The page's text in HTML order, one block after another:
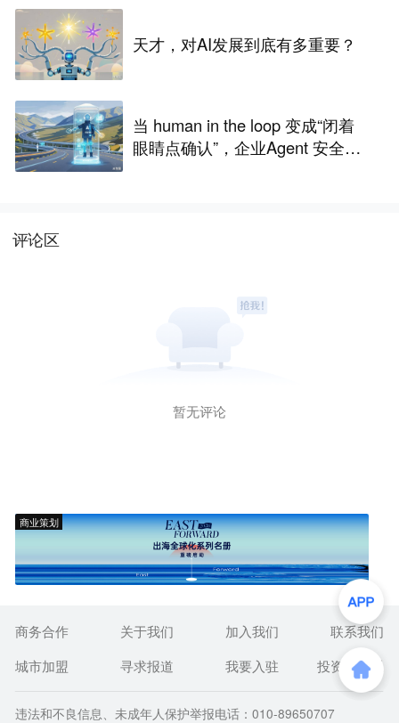
天才，对AI发展到底有多重要？
当 human in the loop 变成“闭着
眼睛点确认”，企业Agent 安全还
评论区
暂无评论
商业策划
商务合作 关于我们 加入我们
联系我们
城市加盟
寻求报道 我要入驻 投资者关系
违法和不良信息、未成年人保护举报电话：010-89650707